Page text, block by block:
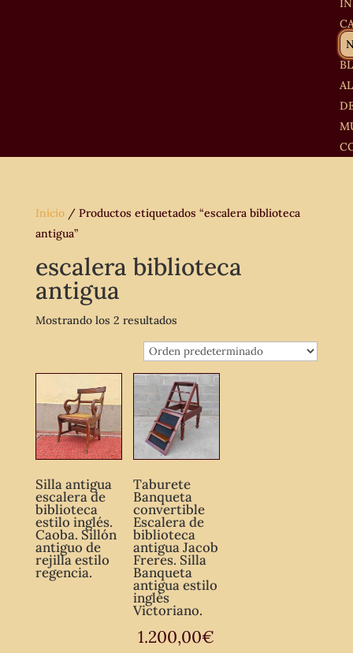
Inicio/ Productos etiquetados “escalera biblioteca
antigua”
escalera biblioteca
antigua
Mostrando los 2 resultados
Silla antigua
escalera de
biblioteca
estilo inglés.
Caoba. Sillón
antiguo de
rejilla estilo
regencia.
Taburete
Banqueta
convertible
Escalera de
biblioteca
antigua Jacob
Freres. Silla
Banqueta
antigua estilo
inglés
Victoriano.
1.200,00€